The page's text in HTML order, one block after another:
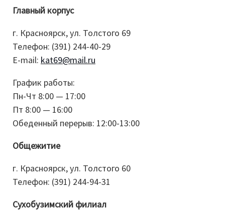
Главный корпус
г. Красноярск, ул. Толстого 69
Телефон: (391) 244-40-29
E-mail: kat69@mail.ru
График работы:
Пн-Чт 8:00 — 17:00
Пт 8:00 — 16:00
Обеденный перерыв: 12:00-13:00
Общежитие
г. Красноярск, ул. Толстого 60
Телефон: (391) 244-94-31
Сухобузимский филиал